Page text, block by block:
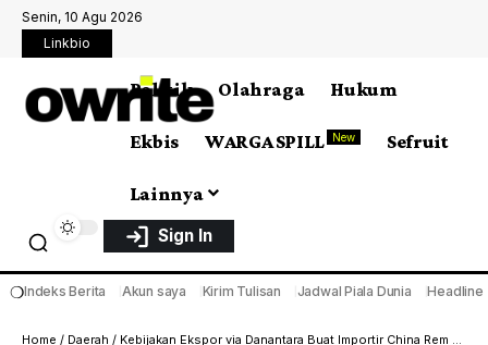
Senin, 10 Agu 2026
Linkbio
Politik Olahraga Hukum
Ekbis WARGA SPILL New Sefruit
Lainnya
Sign In
❍Indeks Berita Akun saya Kirim Tulisan Jadwal Piala Dunia Headline
Home / Daerah / Kebijakan Ekspor via Danantara Buat Importir China Rem Beli Batu Bara, Apa Dampaknya?